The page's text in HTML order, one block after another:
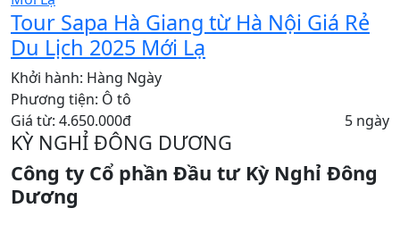
Tour Sapa Hà Giang từ Hà Nội Giá Rẻ
Du Lịch 2025 Mới Lạ
Khởi hành: Hàng Ngày
Phương tiện: Ô tô
Giá từ: 4.650.000đ
5 ngày
KỲ NGHỈ ĐÔNG DƯƠNG
Công ty Cổ phần Đầu tư Kỳ Nghỉ Đông
Dương